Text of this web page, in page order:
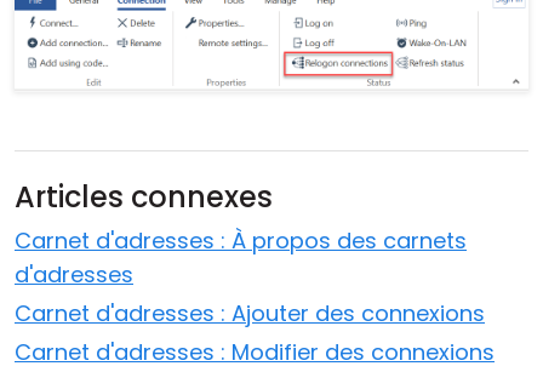
Articles connexes
Carnet d'adresses : À propos des carnets
d'adresses
Carnet d'adresses : Ajouter des connexions
Carnet d'adresses : Modifier des connexions